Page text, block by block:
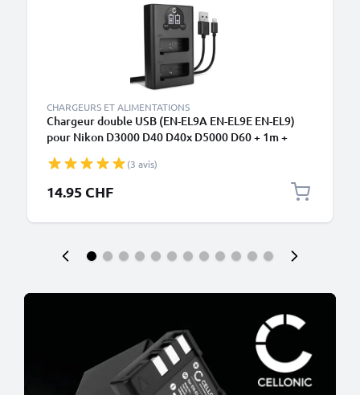
CHARGEURS ET ALIMENTATIONS
Chargeur double USB (EN-EL9A EN-EL9E EN-EL9)
pour Nikon D3000 D40 D40x D5000 D60 + 1m +
(3 avis)
14.95 CHF